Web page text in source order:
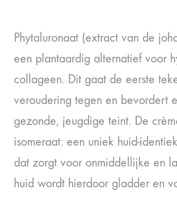
Phytaluronaat (extract van de
een plantaardig alternatief voor
collageen. Dit gaat de eerste
veroudering tegen en bevordert
gezonde, jeugdige teint. De
isomeraat: een uniek huid-
dat zorgt voor onmiddellijke en
huid wordt hierdoor gladder en